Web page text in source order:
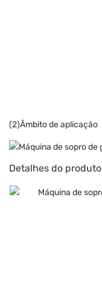
(2)Âmbito de aplicação
Detalhes do produto